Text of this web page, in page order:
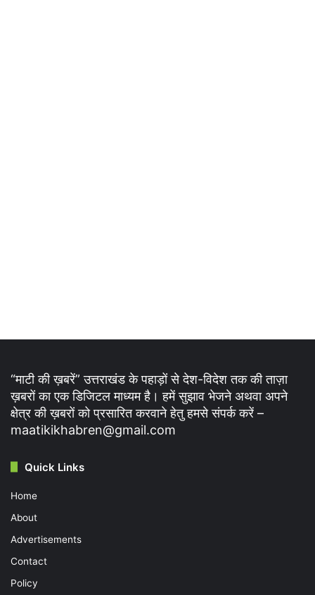
“माटी की ख़बरें” उत्तराखंड के पहाड़ों से देश-विदेश तक की ताज़ा
ख़बरों का एक डिजिटल माध्यम है। हमें सुझाव भेजने अथवा अपने
क्षेत्र की ख़बरों को प्रसारित करवाने हेतु हमसे संपर्क करें –
maatikikhabren@gmail.com
Quick Links
Home
About
Advertisements
Contact
Policy